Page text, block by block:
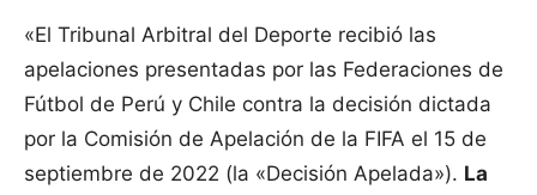
«El Tribunal Arbitral del Deporte recibió las
apelaciones presentadas por las Federaciones de
Fútbol de Perú y Chile contra la decisión dictada
por la Comisión de Apelación de la FIFA el 15 de
septiembre de 2022 (la «Decisión Apelada»). La